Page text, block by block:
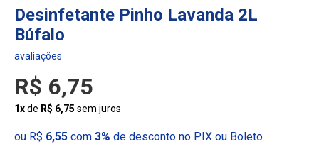
Desinfetante Pinho Lavanda 2L
Búfalo
R$ 6,75
1xde R$ 6,75 sem juros
ou R$ 6,55com 3% de desconto no PIX ou Boleto